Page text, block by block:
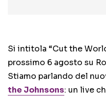
Si intitola “Cut the
prossimo 6 agosto su
Stiamo parlando del
the Johnsons: un live